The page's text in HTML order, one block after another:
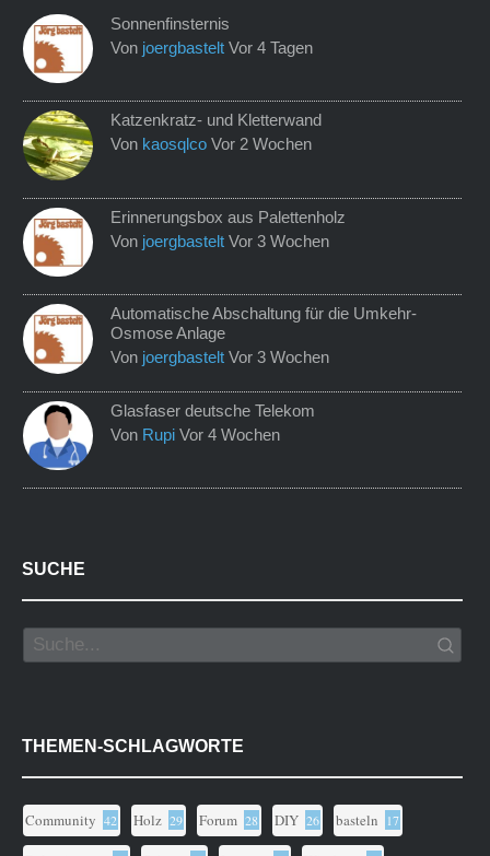
Sonnenfinsternis
Von joergbastelt Vor 4 Tagen
Katzenkratz- und Kletterwand
Von kaosqlco Vor 2 Wochen
Erinnerungsbox aus Palettenholz
Von joergbastelt Vor 3 Wochen
Automatische Abschaltung für die Umkehr-
Osmose Anlage
Von joergbastelt Vor 3 Wochen
Glasfaser deutsche Telekom
Von Rupi Vor 4 Wochen
SUCHE
THEMEN-SCHLAGWORTE
Community 42 Holz 29 Forum 28 DIY 26 basteln 17